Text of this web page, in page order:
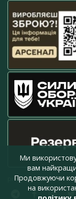
Ми
вам
Продовжуючи
на